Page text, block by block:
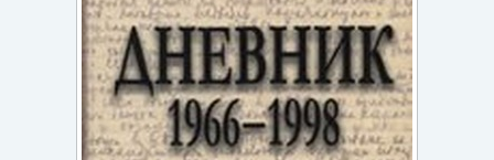
Ваучери
Промоции
Контакти